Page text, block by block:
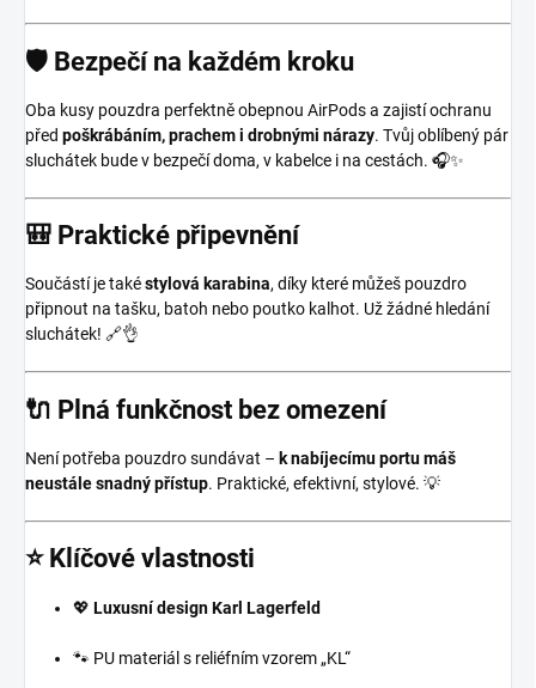
🛡️ Bezpečí na každém kroku
Oba kusy pouzdra perfektně obepnou AirPods a zajistí ochranu
před poškrábáním, prachem i drobnými nárazy. Tvůj oblíbený pár
sluchátek bude v bezpečí doma, v kabelce i na cestách. 🎧✨
🎒 Praktické připevnění
Součástí je takéstylová karabina, díky které můžeš pouzdro
připnout na tašku, batoh nebo poutko kalhot. Už žádné hledání
sluchátek! 🔗👌
🔌 Plná funkčnost bez omezení
Není potřeba pouzdro sundávat – k nabíjecímu portu máš
neustále snadný přístup. Praktické, efektivní, stylové. 💡
⭐ Klíčové vlastnosti
💖 Luxusní design Karl Lagerfeld
🐾 PU materiál s reliéfním vzorem „KL“